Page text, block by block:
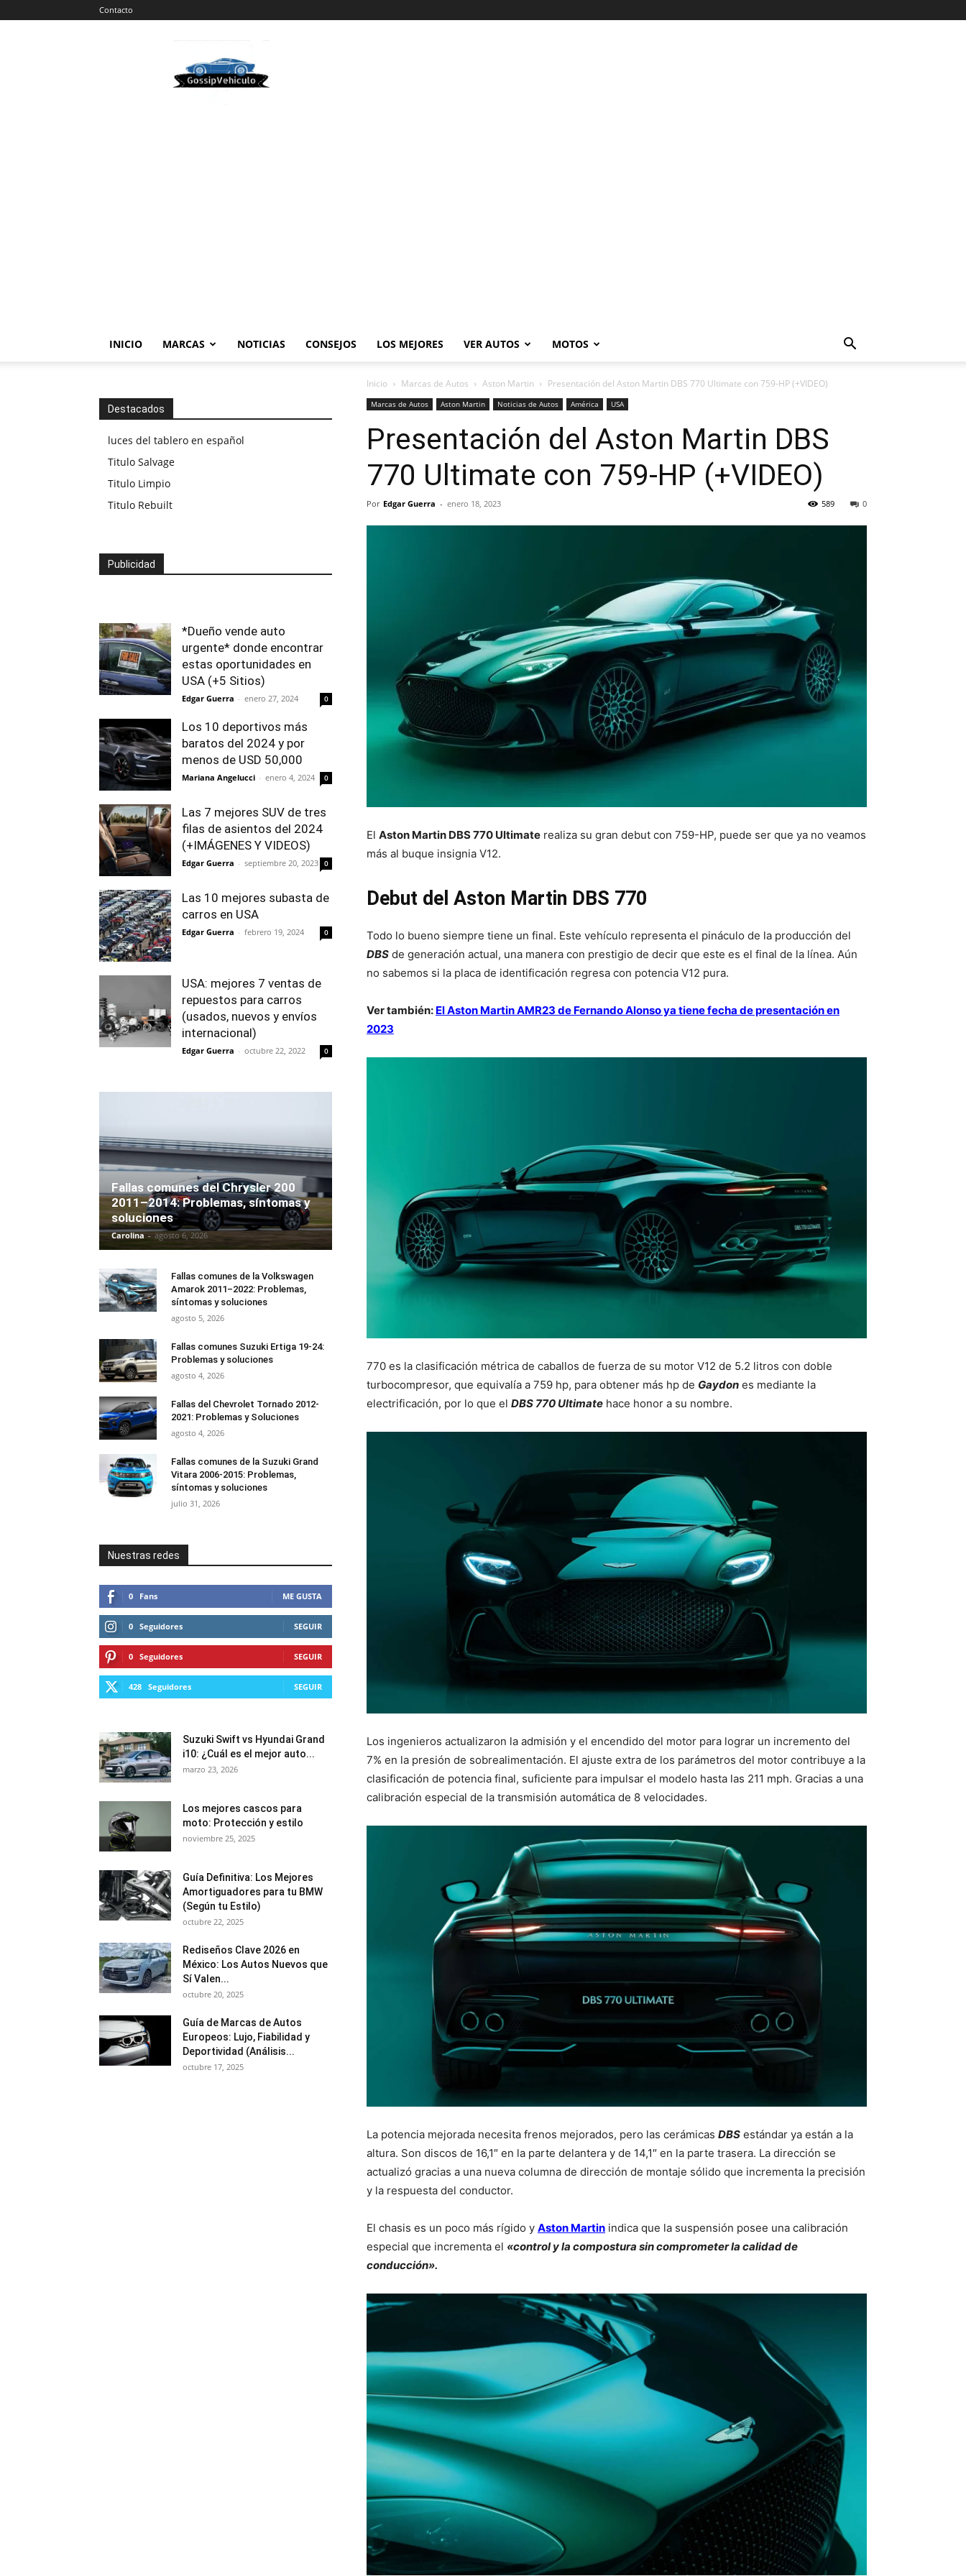
Contacto
Vehiculos
INICIO MARCAS NOTICIAS CONSEJOS LOS MEJORES VER AUTOS MOTOS
Inicio Marcas de Autos Aston Martin Presentación del Aston Martin DBS 770 Ultimate con 759-HP (+VIDEO)
Marcas de Autos Aston Martin Noticias de Autos América USA
Presentación del Aston Martin DBS
770 Ultimate con 759-HP (+VIDEO)
Por Edgar Guerra - enero 18, 2023 0
589
El Aston Martin DBS 770 Ultimate realiza su gran debut con 759-HP, puede ser que ya no veamos
más al buque insignia V12.
Debut del Aston Martin DBS 770
Todo lo bueno siempre tiene un final. Este vehículo representa el pináculo de la producción del
DBS de generación actual, una manera con prestigio de decir que este es el final de la línea. Aún
no sabemos si la placa de identificación regresa con potencia V12 pura.
Ver también: El Aston Martin AMR23 de Fernando Alonso ya tiene fecha de presentación en
2023
770 es la clasificación métrica de caballos de fuerza de su motor V12 de 5.2 litros con doble
turbocompresor, que equivalía a 759 hp, para obtener más hp de Gaydon es mediante la
electrificación, por lo que el DBS 770 Ultimate hace honor a su nombre.
Los ingenieros actualizaron la admisión y el encendido del motor para lograr un incremento del
7% en la presión de sobrealimentación. El ajuste extra de los parámetros del motor contribuye a la
clasificación de potencia final, suficiente para impulsar el modelo hasta las 211 mph. Gracias a una
calibración especial de la transmisión automática de 8 velocidades.
La potencia mejorada necesita frenos mejorados, pero las cerámicas DBS estándar ya están a la
altura. Son discos de 16,1″ en la parte delantera y de 14,1″ en la parte trasera. La dirección se
actualizó gracias a una nueva columna de dirección de montaje sólido que incrementa la precisión
y la respuesta del conductor.
El chasis es un poco más rígido y Aston Martin indica que la suspensión posee una calibración
especial que incrementa el «control y la compostura sin comprometer la calidad de
conducción».
Destacados
luces del tablero en español
Titulo Salvage
Titulo Limpio
Titulo Rebuilt
Publicidad
*Dueño vende auto
urgente* donde encontrar
estas oportunidades en
USA (+5 Sitios)
Edgar Guerra - enero 27, 2024 0
Los 10 deportivos más
baratos del 2024 y por
menos de USD 50,000
Mariana Angelucci - enero 4, 2024 0
Las 7 mejores SUV de tres
filas de asientos del 2024
(+IMÁGENES Y VIDEOS)
Edgar Guerra - septiembre 20, 2023 0
Las 10 mejores subasta de
carros en USA
Edgar Guerra - febrero 19, 2024 0
USA: mejores 7 ventas de
repuestos para carros
(usados, nuevos y envíos
internacional)
Edgar Guerra - octubre 22, 2022 0
Fallas comunes del Chrysler 200
2011–2014: Problemas, síntomas y
soluciones
Carolina - agosto 6, 2026
Fallas comunes de la Volkswagen
Amarok 2011–2022: Problemas,
síntomas y soluciones
agosto 5, 2026
Fallas comunes Suzuki Ertiga 19-24:
Problemas y soluciones
agosto 4, 2026
Fallas del Chevrolet Tornado 2012-
2021: Problemas y Soluciones
agosto 4, 2026
Fallas comunes de la Suzuki Grand
Vitara 2006-2015: Problemas,
síntomas y soluciones
julio 31, 2026
Nuestras redes
0 Fans ME GUSTA
0 Seguidores SEGUIR
0 Seguidores SEGUIR
428 Seguidores SEGUIR
Suzuki Swift vs Hyundai Grand
i10: ¿Cuál es el mejor auto...
marzo 23, 2026
Los mejores cascos para
moto: Protección y estilo
noviembre 25, 2025
Guía Definitiva: Los Mejores
Amortiguadores para tu BMW
(Según tu Estilo)
octubre 22, 2025
Rediseños Clave 2026 en
México: Los Autos Nuevos que
Sí Valen...
octubre 20, 2025
Guía de Marcas de Autos
Europeos: Lujo, Fiabilidad y
Deportividad (Análisis...
octubre 17, 2025